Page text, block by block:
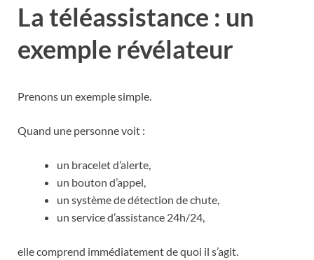
La téléassistance : un
exemple révélateur
Prenons un exemple simple.
Quand une personne voit :
un bracelet d’alerte,
un bouton d’appel,
un système de détection de chute,
un service d’assistance 24h/24,
elle comprend immédiatement de quoi il s’agit.